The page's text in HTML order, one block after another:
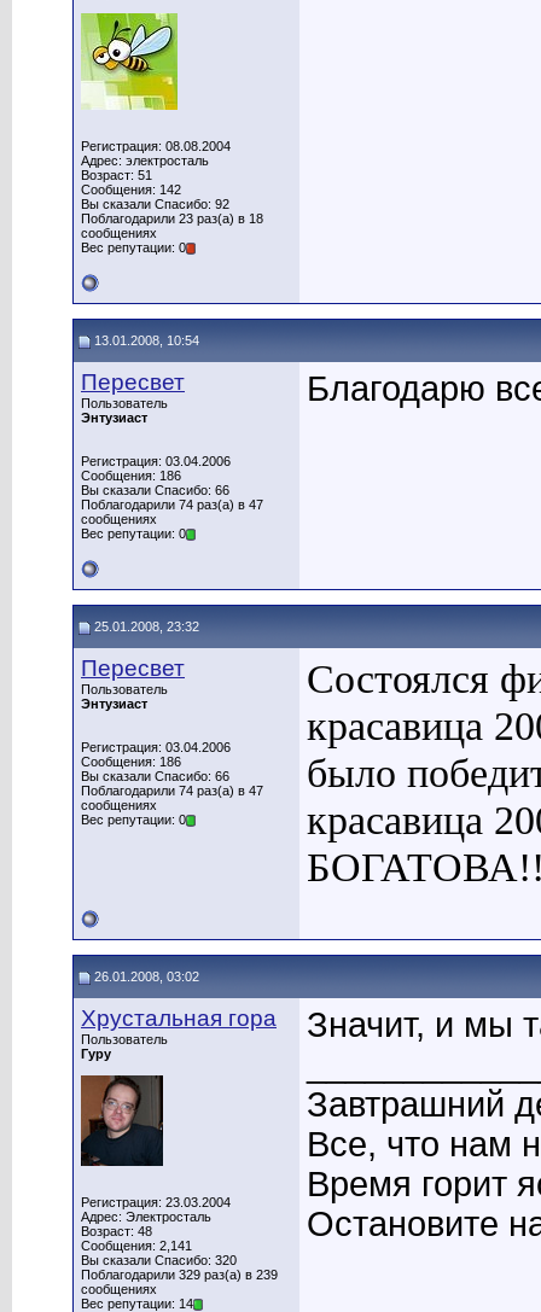
Регистрация: 08.08.2004
Адрес: электросталь
Возраст: 51
Сообщения: 142
Вы сказали Спасибо: 92
Поблагодарили 23 раз(а) в 18
сообщениях
Вес репутации: 0
13.01.2008, 10:54
Пересвет
Пользователь
Энтузиаст
Регистрация: 03.04.2006
Сообщения: 186
Вы сказали Спасибо: 66
Поблагодарили 74 раз(а) в 47
сообщениях
Вес репутации: 0
Благодарю
25.01.2008, 23:32
Пересвет
Пользователь
Энтузиаст
Регистрация: 03.04.2006
Сообщения: 186
Вы сказали Спасибо: 66
Поблагодарили 74 раз(а) в 47
сообщениях
Вес репутации: 0
Состоялся
красавица
было
красавица
26.01.2008, 03:02
Хрустальная гора
Пользователь
Гуру
Регистрация: 23.03.2004
Адрес: Электросталь
Возраст: 48
Сообщения: 2,141
Вы сказали Спасибо: 320
Поблагодарили 329 раз(а) в 239
сообщениях
Вес репутации: 14
Значит, и мы
Завтрашний
Все, что нам
Время горит
Остановите